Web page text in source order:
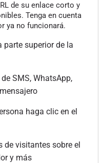
de su enlace corto y
Tenga en cuenta
ya no funcionará.
parte superior de la
SMS, WhatsApp,
haga clic en el
de visitantes sobre el
y más